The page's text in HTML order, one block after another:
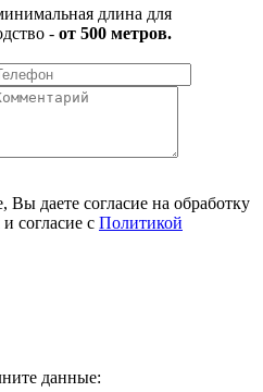
длина для
- от 500 метров.
даете согласие на обработку
согласие с Политикой
данные: